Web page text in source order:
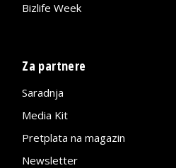
Bizlife Week
Za partnere
Saradnja
Media Kit
Pretplata na magazin
Newsletter